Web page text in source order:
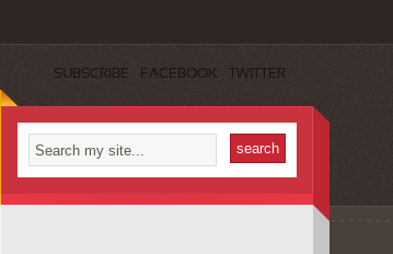
SUBSCRIBE FACEBOOK TWITTER